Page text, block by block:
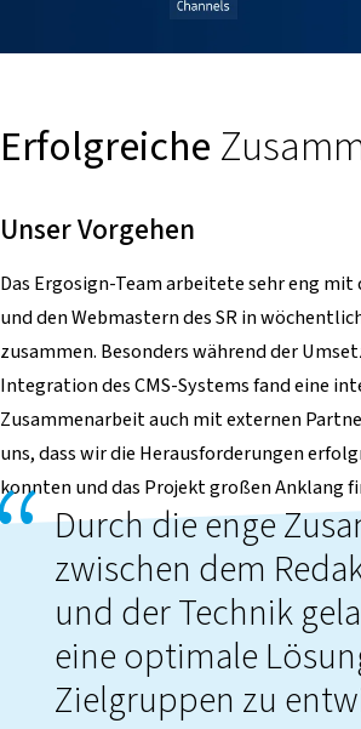
Erfolgreiche
Unser Vorgehen
Das Ergosign-Team arbeitete sehr eng
und den Webmastern des SR in
zusammen. Besonders während der
Integration des CMS-Systems fand eine
Zusammenarbeit auch mit externen
uns, dass wir die Herausforderungen
konnten und das Projekt großen Anklang
Durch die enge
zwischen dem
und der Technik
eine optimale
Zielgruppen zu